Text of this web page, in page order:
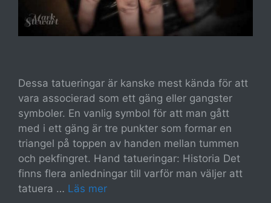
Dessa tatueringar är kanske mest kända för att
vara associerad som ett gäng eller gangster
symboler. En vanlig symbol för att man gått
med i ett gäng är tre punkter som formar en
triangel på toppen av handen mellan tummen
och pekfingret. Hand tatueringar: Historia Det
finns flera anledningar till varför man väljer att
tatuera … Läs mer